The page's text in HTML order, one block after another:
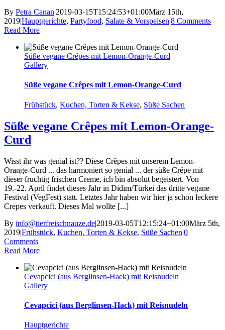
By Petra Canan|2019-03-15T15:24:53+01:00März 15th,
2019|Hauptgerichte, Partyfood, Salate & Vorspeisen|8 Comments
Read More
Süße vegane Crêpes mit Lemon-Orange-Curd
Gallery
Süße vegane Crêpes mit Lemon-Orange-Curd
Frühstück, Kuchen, Torten & Kekse, Süße Sachen
Süße vegane Crêpes mit Lemon-Orange-
Curd
Wisst ihr was genial ist?? Diese Crêpes mit unserem Lemon-
Orange-Curd ... das harmoniert so genial ... der süße Crêpe mit
dieser fruchtig frischen Creme, ich bin absolut begeistert. Von
19.-22. April findet dieses Jahr in Didim/Türkei das dritte vegane
Festival (VegFest) statt. Letztes Jahr haben wir hier ja schon leckere
Crepes verkauft. Dieses Mal wollte [...]
By info@tierfreischnauze.de|2019-03-05T12:15:24+01:00März 5th,
2019|Frühstück, Kuchen, Torten & Kekse, Süße Sachen|0
Comments
Read More
Cevapcici (aus Berglinsen-Hack) mit Reisnudeln
Gallery
Cevapcici (aus Berglinsen-Hack) mit Reisnudeln
Hauptgerichte